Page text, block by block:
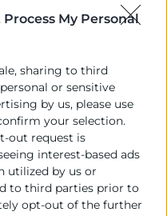
Process My Personal
sharing to third
or sensitive
by us, please use
your selection.
out request is
interest-based ads
utilized by us or
to third parties prior to
opt-out of the further
comercio de la
10 millones de
26 municipios
presentado este